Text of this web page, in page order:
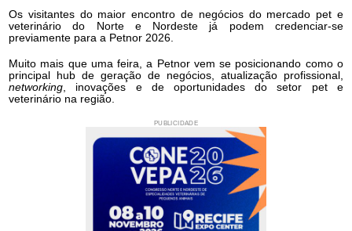
Os visitantes do maior encontro de negócios do mercado pet e
veterinário do Norte e Nordeste já podem credenciar-se
previamente para a Petnor 2026.
Muito mais que uma feira, a Petnor vem se posicionando como o
principal hub de geração de negócios, atualização profissional,
networking, inovações e de oportunidades do setor pet e
veterinário na região.
PUBLICIDADE